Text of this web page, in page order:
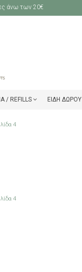
άνω των 20€
/ REFILLS ΕΊΔΗ ΔΏΡΟΥ
4
4